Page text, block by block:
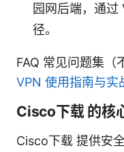
园网后端，通过
径。
FAQ 常见问题集（
VPN 使用指南与实
Cisco下载 的核
Cisco下载 提供安